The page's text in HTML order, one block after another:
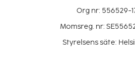
Org nr: 556529-
Momsreg. nr:
Styrelsens säte: